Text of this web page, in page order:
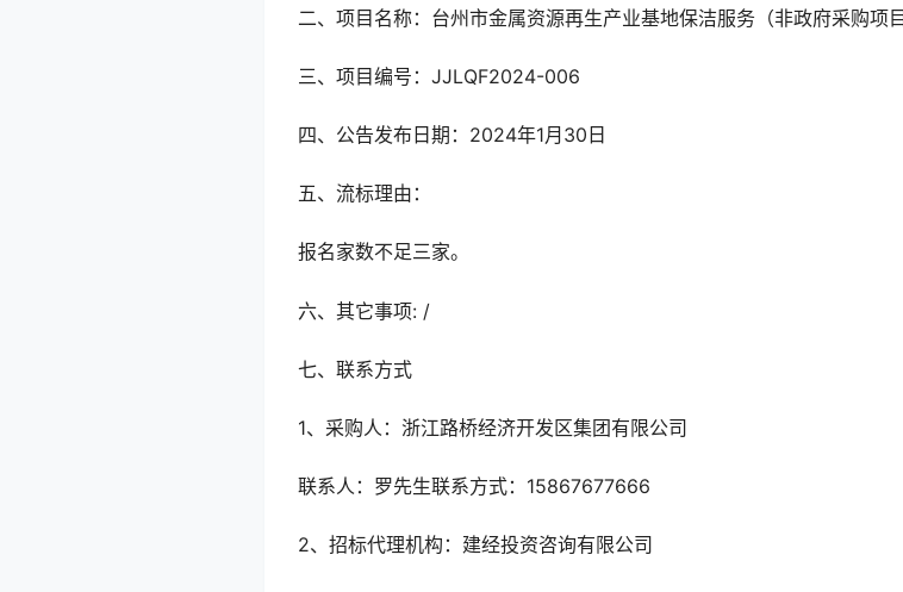
二、项目名称：台州市金属资源再生产业基地保洁服务（非政府采购项
三、项目编号：JJLQF2024-006
四、公告发布日期：2024年1月30日
五、流标理由：
报名家数不足三家。
六、其它事项: /
七、联系方式
1、采购人：浙江路桥经济开发区集团有限公司
联系人：罗先生联系方式：15867677666
2、招标代理机构：建经投资咨询有限公司